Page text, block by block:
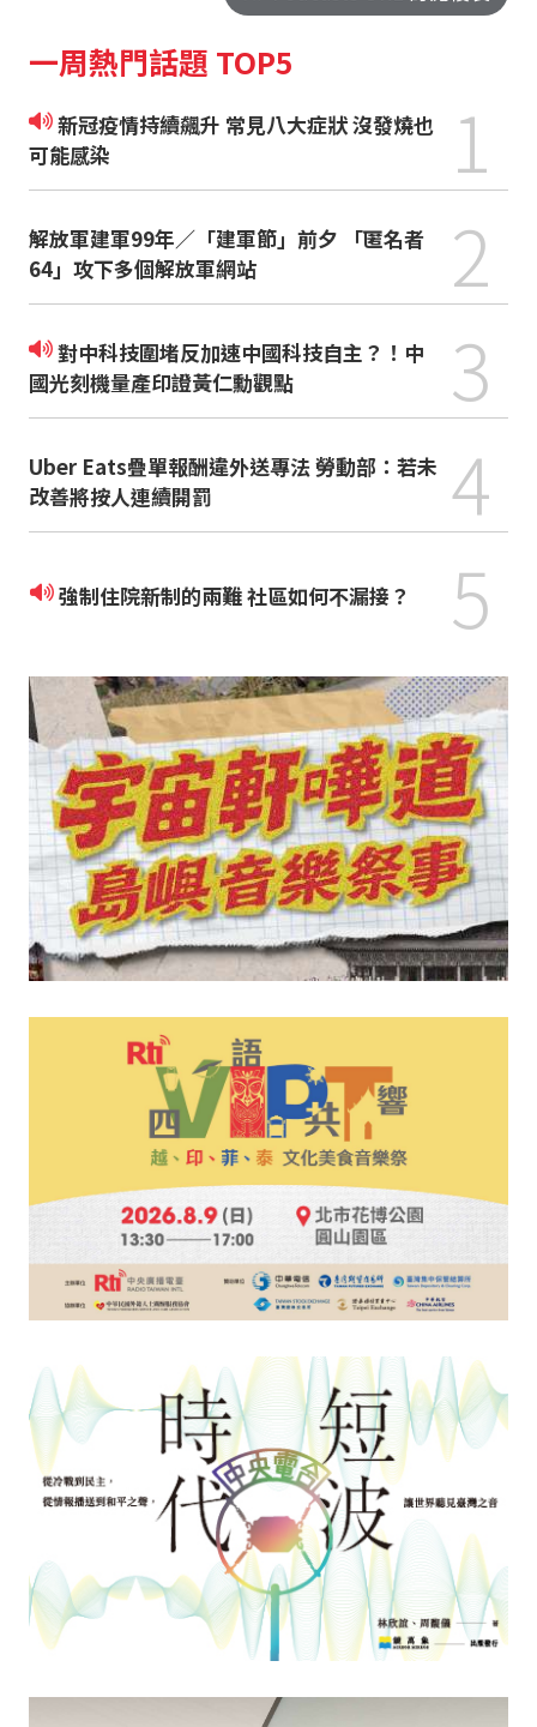
一周熱門話題 TOP5
新冠疫情持續飆升 常見八大症狀 沒發燒也
可能感染
1
解放軍建軍99年／「建軍節」前夕 「匿名者
64」攻下多個解放軍網站
2
對中科技圍堵反加速中國科技自主？！中
國光刻機量產印證黃仁勳觀點
3
Uber Eats疊單報酬違外送專法 勞動部：若未
改善將按人連續開罰
4
強制住院新制的兩難 社區如何不漏接？ 5